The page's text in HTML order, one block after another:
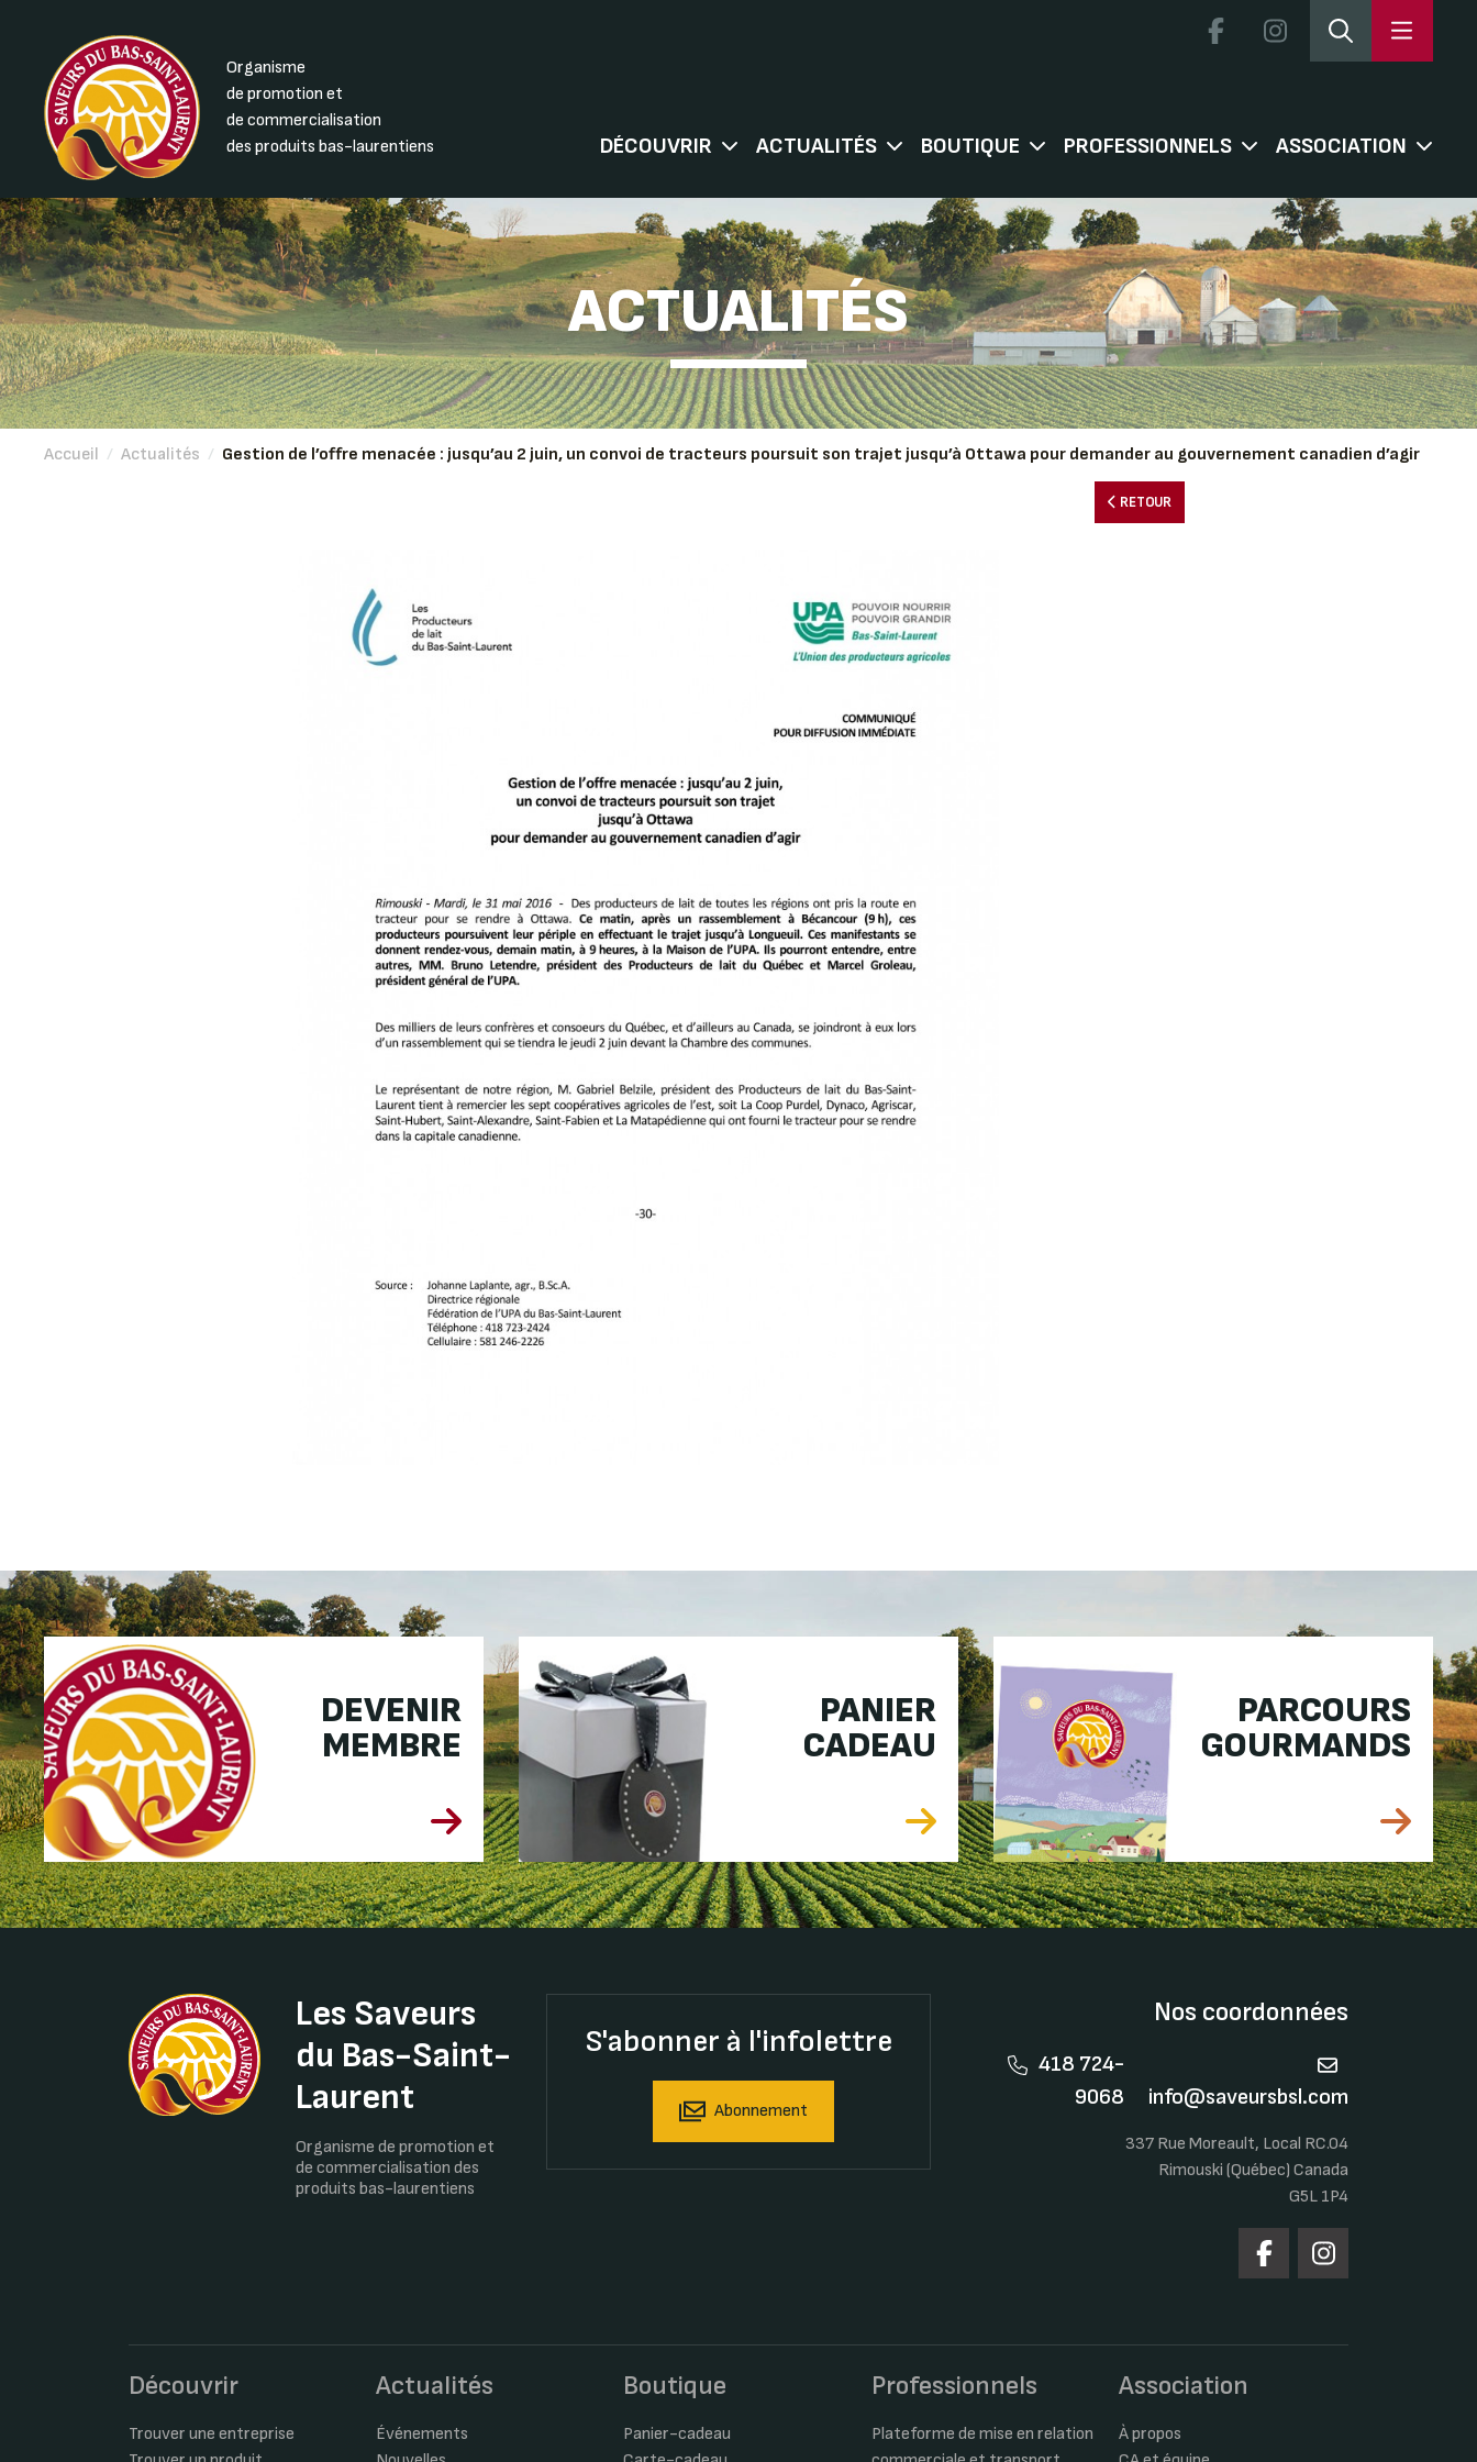
Organisme
de promotion et
de commercialisation
des produits bas-laurentiens
DÉCOUVRIR ACTUALITÉS BOUTIQUE PROFESSIONNELS ASSOCIATION
ACTUALITÉS
Accueil / Actualités / Gestion de l’offre menacée : jusqu’au 2 juin, un convoi de tracteurs poursuit son trajet jusqu’à Ottawa pour demander au gouvernement canadien d’agir
RETOUR
DEVENIR
MEMBRE
PANIER
CADEAU
PARCOURS
GOURMANDS
Les Saveurs
du Bas-Saint-
Laurent
Organisme de promotion et
de commercialisation des
produits bas-laurentiens
S'abonner à l'infolettre
Abonnement
Nos coordonnées
418 724-
9068
info@saveursbsl.com
337 Rue Moreault, Local RC.04
Rimouski (Québec) Canada
G5L 1P4
Découvrir
Trouver une entreprise
Actualités
Événements
Boutique
Panier-cadeau
Professionnels
Plateforme de mise en relation
Association
À propos